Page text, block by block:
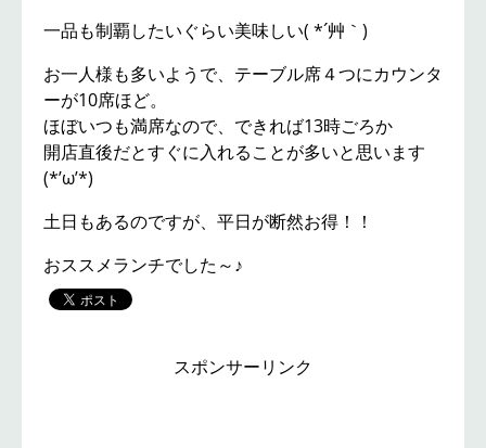
一品も制覇したいぐらい美味しい( *´艸｀)
お一人様も多いようで、テーブル席４つにカウンタ
ーが10席ほど。
ほぼいつも満席なので、できれば13時ごろか
開店直後だとすぐに入れることが多いと思います
(*’ω’*)
土日もあるのですが、平日が断然お得！！
おススメランチでした～♪
スポンサーリンク